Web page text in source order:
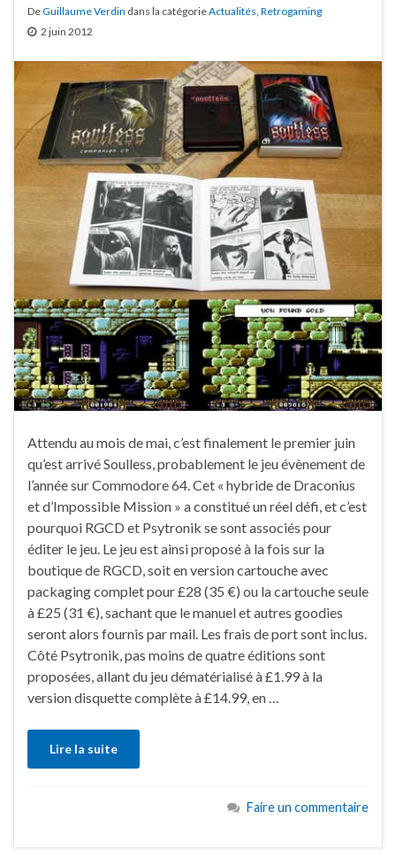
DeGuillaume Verdin dans la catégorieActualités Retrogaming
2 juin 2012
Attendu au mois de mai, c’est finalement le premier juin
qu’est arrivé Soulless, probablement le jeu évènement de
l’année sur Commodore 64. Cet « hybride de Draconius
et d’Impossible Mission » a constitué un réel défi, et c’est
pourquoi RGCD et Psytronik se sont associés pour
éditer le jeu. Le jeu est ainsi proposé à la fois sur la
boutique de RGCD, soit en version cartouche avec
packaging complet pour £28 (35 €) ou la cartouche seule
à £25 (31 €), sachant que le manuel et autres goodies
seront alors fournis par mail. Les frais de port sont inclus.
Côté Psytronik, pas moins de quatre éditions sont
proposées, allant du jeu dématérialisé à £1.99 à la
version disquette complète à £14.99, en …
Lire la suite
Faire un commentaire